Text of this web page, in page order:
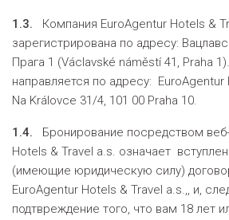
1.3. Компания EuroAgentur Hotels &
зарегистрирована по адресу:
Прага 1 (Václavské náměstí 41, Praha
направляется по адресу: EuroAgentur
Na Královce 31/4, 101 00 Praha 10.
1.4. Бронирование посредством
Hotels & Travel a.s. означает
(имеющие юридическую силу)
EuroAgentur Hotels & Travel a.s.,, и,
подтвреждение того, что вам 18 лет